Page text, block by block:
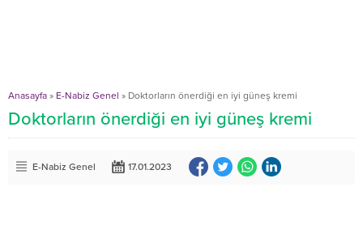
Anasayfa » E-Nabiz Genel » Doktorların önerdiği en iyi güneş kremi
Doktorların önerdiği en iyi güneş kremi
E-Nabiz Genel 17.01.2023